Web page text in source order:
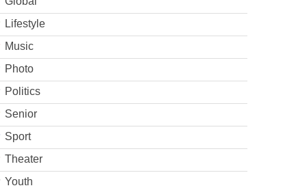
Lifestyle
Music
Photo
Politics
Senior
Sport
Theater
Youth